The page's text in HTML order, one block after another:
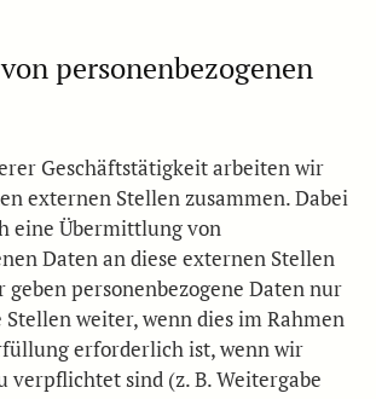
personenbezogenen
Geschäftstätigkeit arbeiten wir
externen Stellen zusammen. Dabei
eine Übermittlung von
Daten an diese externen Stellen
personenbezogene Daten nur
weiter, wenn dies im Rahmen
erforderlich ist, wenn wir
verpflichtet sind (z. B. Weitergabe